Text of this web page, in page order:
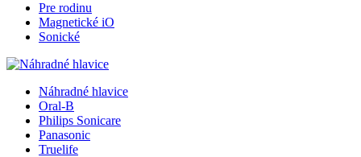
Pre rodinu
Magnetické iO
Sonické
Náhradné hlavice
Oral-B
Philips Sonicare
Panasonic
Truelife